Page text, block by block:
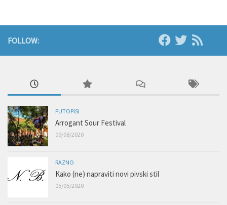
FOLLOW:
PUTOPISI
Arrogant Sour Festival
09/08/2020
RAZNO
Kako (ne) napraviti novi pivski stil
05/05/2020